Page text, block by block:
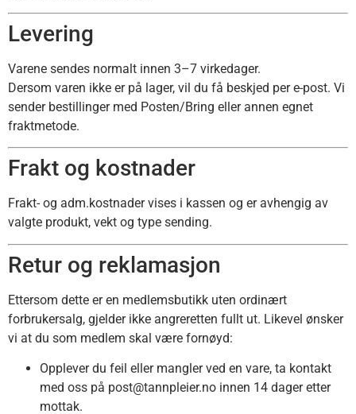
Levering
Varene sendes normalt innen 3–7 virkedager.
Dersom varen ikke er på lager, vil du få beskjed per e-post. Vi
sender bestillinger med Posten/Bring eller annen egnet
fraktmetode.
Frakt og kostnader
Frakt- og adm.kostnader vises i kassen og er avhengig av
valgte produkt, vekt og type sending.
Retur og reklamasjon
Ettersom dette er en medlemsbutikk uten ordinært
forbrukersalg, gjelder ikke angreretten fullt ut. Likevel ønsker
vi at du som medlem skal være fornøyd:
Opplever du feil eller mangler ved en vare, ta kontakt
med oss på post@tannpleier.no innen 14 dager etter
mottak.